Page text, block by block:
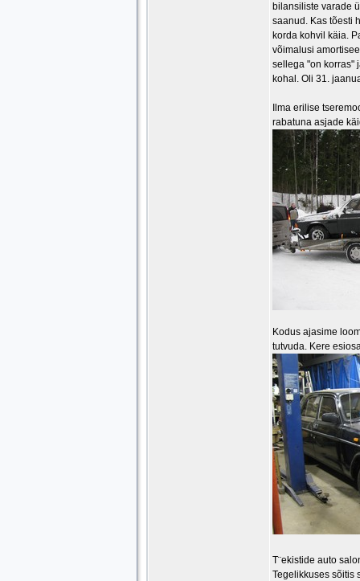
bilansiliste varade
saanud. Kas tõesti
korda kohvil käia.
võimalusi
sellega "on korras"
kohal. Oli 31.
Ilma erilise
rabatuna asjade
Kodus ajasime
tutvuda. Kere
T¨ekistide auto
Tegelikkuses sõitis